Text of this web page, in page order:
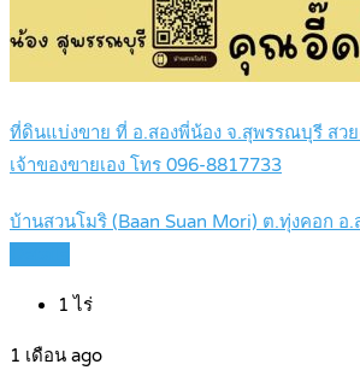
ที่ดินแบ่งขาย ที่ อ.สองพี่น้อง จ.สุพรรณบุรี สว
เจ้าของขายเอง โทร 096-8817733
บ้านสวนโมริ (Baan Suan Mori) ต.ทุ่งคอก อ
1 ไร่
1 เดือน ago